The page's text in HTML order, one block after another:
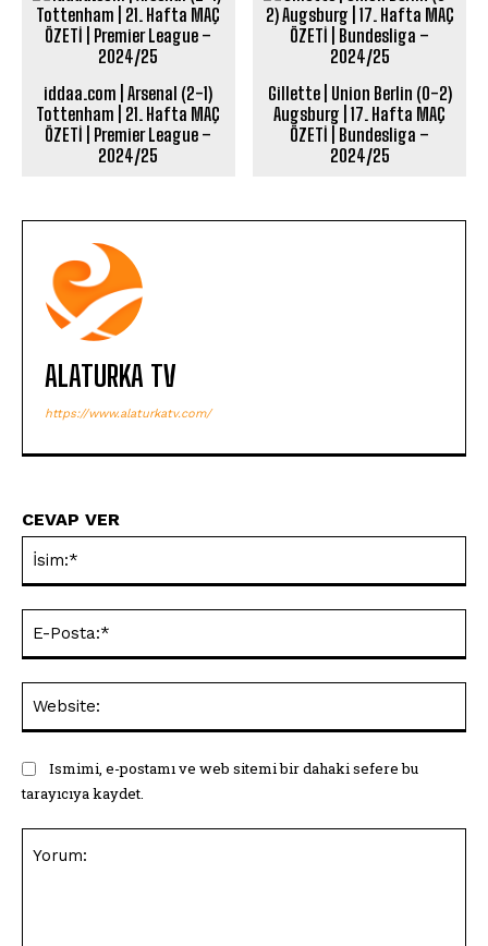
iddaa.com | Arsenal (2-1)
Tottenham | 21. Hafta MAÇ
ÖZETİ | Premier League –
2024/25
Gillette | Union Berlin (0-2)
Augsburg | 17. Hafta MAÇ
ÖZETİ | Bundesliga –
2024/25
ALATURKA TV
https://www.alaturkatv.com/
CEVAP VER
Ismimi, e-postamı ve web sitemi bir dahaki sefere bu
tarayıcıya kaydet.